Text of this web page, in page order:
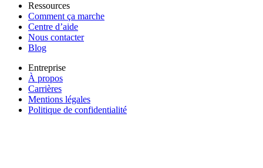
Ressources
Comment ça marche
Centre d’aide
Nous contacter
Blog
Entreprise
À propos
Carrières
Mentions légales
Politique de confidentialité